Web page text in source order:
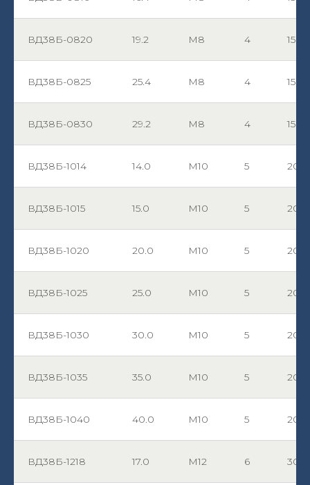
ВД38Б-0820 19.2 М8 4 15
ВД38Б-0825 25.4 М8 4 15
ВД38Б-0830 29.2 М8 4 15
ВД38Б-1014 14.0 М10 5 20
ВД38Б-1015 15.0 М10 5 20
ВД38Б-1020 20.0 М10 5 20
ВД38Б-1025 25.0 М10 5 20
ВД38Б-1030 30.0 М10 5 20
ВД38Б-1035 35.0 М10 5 20
ВД38Б-1040 40.0 М10 5 20
ВД38Б-1218 17.0 М12 6 30